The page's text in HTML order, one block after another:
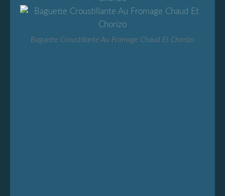
Baguette Croustillante Au Fromage Chaud Et Chorizo